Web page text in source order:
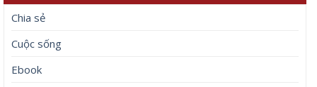
Chia sẻ
Cuộc sống
Ebook